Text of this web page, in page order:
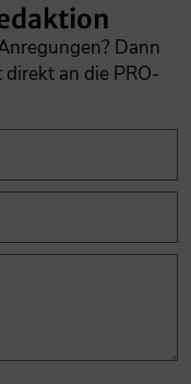
Dann
an die PRO-